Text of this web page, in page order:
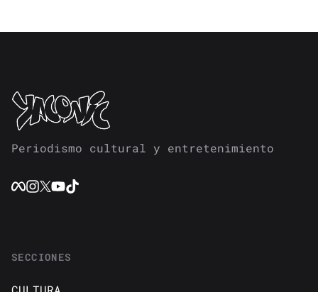
Periodismo cultural y entretenimiento
SECCIONES